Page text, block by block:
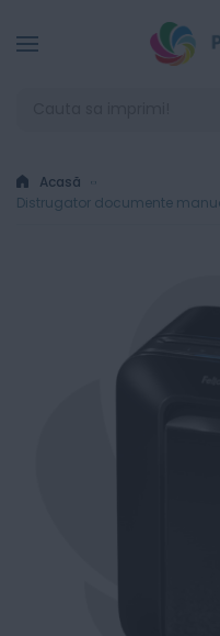
Acasă
Distrugator documente